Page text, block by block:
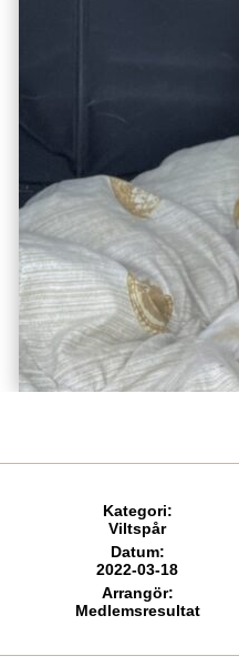
Kategori:
Viltspår
Datum:
2022-03-18
Arrangör:
Medlemsresultat